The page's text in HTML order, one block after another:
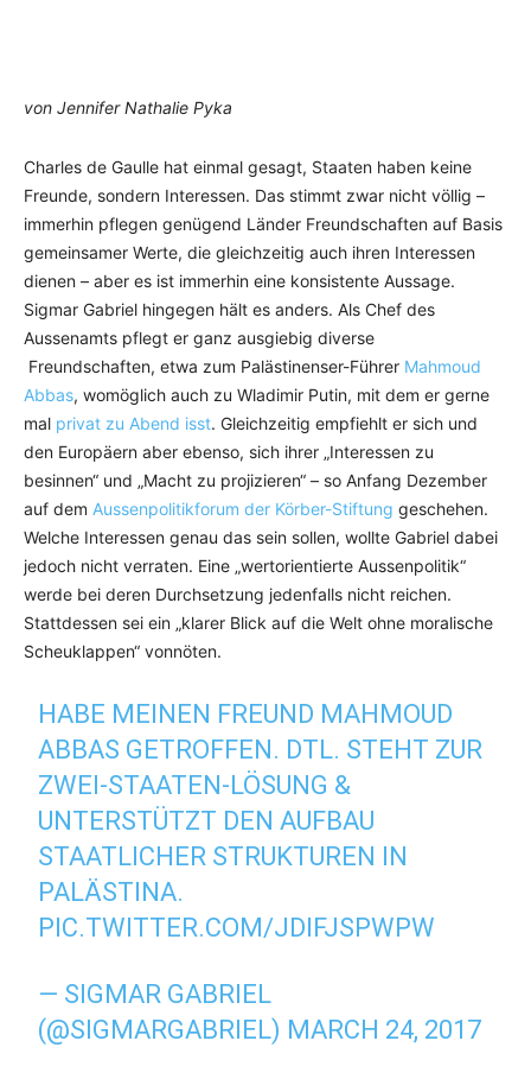
von Jennifer Nathalie Pyka
Charles de Gaulle hat einmal gesagt, Staaten haben keine
Freunde, sondern Interessen. Das stimmt zwar nicht völlig –
immerhin pflegen genügend Länder Freundschaften auf Basis
gemeinsamer Werte, die gleichzeitig auch ihren Interessen
dienen – aber es ist immerhin eine konsistente Aussage.
Sigmar Gabriel hingegen hält es anders. Als Chef des
Aussenamts pflegt er ganz ausgiebig diverse
Freundschaften, etwa zum Palästinenser-Führer Mahmoud
Abbas, womöglich auch zu Wladimir Putin, mit dem er gerne
mal privat zu Abend isst. Gleichzeitig empfiehlt er sich und
den Europäern aber ebenso, sich ihrer „Interessen zu
besinnen“ und „Macht zu projizieren“ – so Anfang Dezember
auf dem Aussenpolitikforum der Körber-Stiftung geschehen.
Welche Interessen genau das sein sollen, wollte Gabriel dabei
jedoch nicht verraten. Eine „wertorientierte Aussenpolitik“
werde bei deren Durchsetzung jedenfalls nicht reichen.
Stattdessen sei ein „klarer Blick auf die Welt ohne moralische
Scheuklappen“ vonnöten.
HABE MEINEN FREUND MAHMOUD
ABBAS GETROFFEN. DTL. STEHT ZUR
ZWEI-STAATEN-LÖSUNG &
UNTERSTÜTZT DEN AUFBAU
STAATLICHER STRUKTUREN IN
PALÄSTINA.
PIC.TWITTER.COM/JDIFJSPWPW
— SIGMAR GABRIEL
(@SIGMARGABRIEL) MARCH 24, 2017